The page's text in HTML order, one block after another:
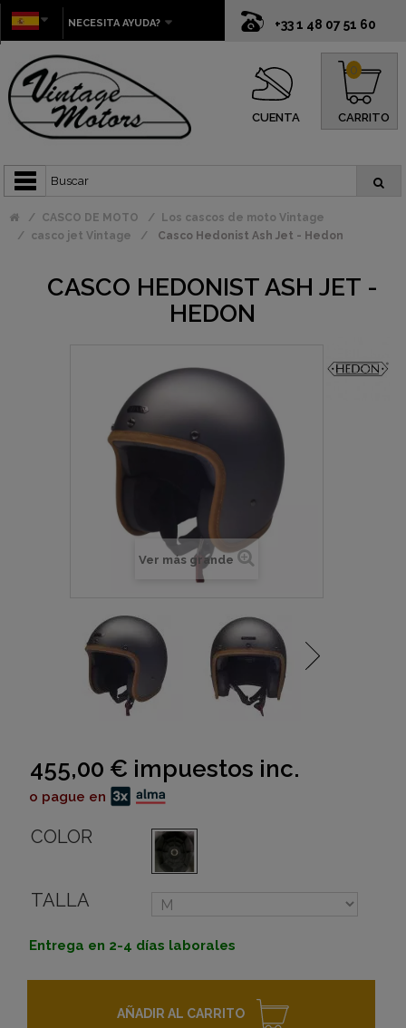
+33 1 48 07 51 60
NECESITA AYUDA?
CUENTA CARRITO
0
CASCO DE MOTO
Los cascos de moto Vintage
casco jet Vintage
Casco Hedonist Ash Jet - Hedon
CASCO HEDONIST ASH JET -
HEDON
Ver más grande
455,00 € impuestos inc.
o pague en
COLOR
TALLA
Entrega en 2-4 días laborales
AÑADIR AL CARRITO